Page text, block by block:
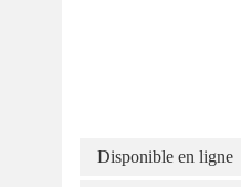
Disponible en ligne